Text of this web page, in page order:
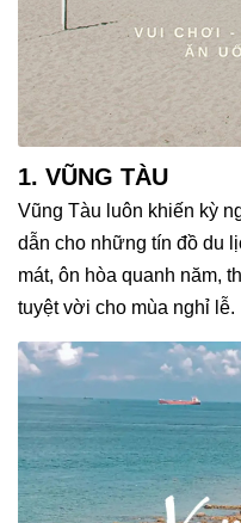
1. VŨNG TÀU
Vũng Tàu luôn khiến kỳ
dẫn cho những tín đồ du
mát, ôn hòa quanh năm,
tuyệt vời cho mùa nghỉ lễ.